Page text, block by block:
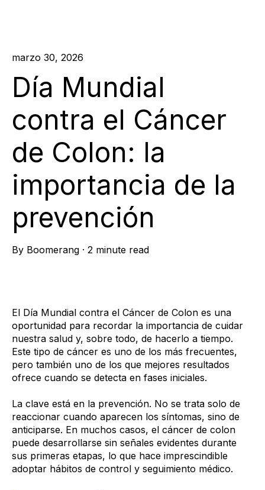
marzo 30, 2026
Día Mundial
contra el Cáncer
de Colon: la
importancia de la
prevención
By Boomerang · 2 minute read
El Día Mundial contra el Cáncer de Colon es una
oportunidad para recordar la importancia de cuidar
nuestra salud y, sobre todo, de hacerlo a tiempo.
Este tipo de cáncer es uno de los más frecuentes,
pero también uno de los que mejores resultados
ofrece cuando se detecta en fases iniciales.
La clave está en la prevención. No se trata solo de
reaccionar cuando aparecen los síntomas, sino de
anticiparse. En muchos casos, el cáncer de colon
puede desarrollarse sin señales evidentes durante
sus primeras etapas, lo que hace imprescindible
adoptar hábitos de control y seguimiento médico.